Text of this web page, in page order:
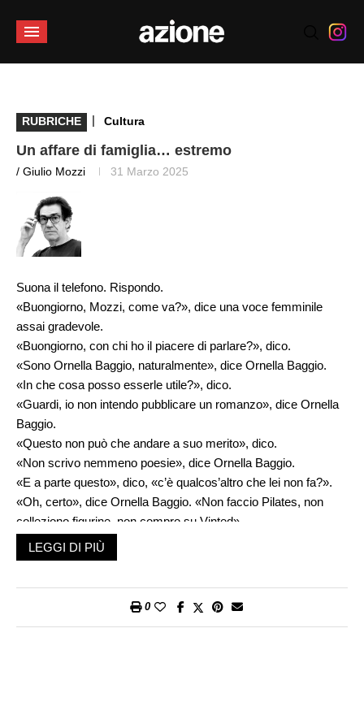
RUBRICHE | Cultura
Un affare di famiglia… estremo
/ Giulio Mozzi 31 Marzo 2025
Suona il telefono. Rispondo.
«Buongiorno, Mozzi, come va?», dice una voce femminile
assai gradevole.
«Buongiorno, con chi ho il piacere di parlare?», dico.
«Sono Ornella Baggio, naturalmente», dice Ornella Baggio.
«In che cosa posso esserle utile?», dico.
«Guardi, io non intendo pubblicare un romanzo», dice Ornella
Baggio.
«Questo non può che andare a suo merito», dico.
«Non scrivo nemmeno poesie», dice Ornella Baggio.
«E a parte questo», dico, «c’è qualcos’altro che lei non fa?».
«Oh, certo», dice Ornella Baggio. «Non faccio Pilates, non
colleziono figurine, non compro su Vinted».
«Ma suppongo», dico, «che tutte queste cose non c’entrino
nulla col motivo per cui lei mi telefona».
«Dunque mi dica», dico.
LEGGI DI PIÙ
0